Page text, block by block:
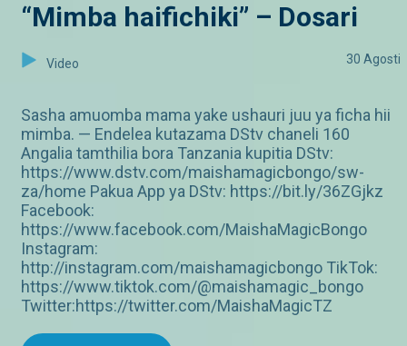
“Mimba haifichiki” – Dosari
Video 30 Agosti
Sasha amuomba mama yake ushauri juu ya ficha hii
mimba. — Endelea kutazama DStv chaneli 160
Angalia tamthilia bora Tanzania kupitia DStv:
https://www.dstv.com/maishamagicbongo/sw-
za/home Pakua App ya DStv: https://bit.ly/36ZGjkz
Facebook:
https://www.facebook.com/MaishaMagicBongo
Instagram:
http://instagram.com/maishamagicbongo TikTok:
https://www.tiktok.com/@maishamagic_bongo
Twitter:https://twitter.com/MaishaMagicTZ